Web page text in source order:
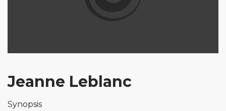
Jeanne Leblanc
Synopsis